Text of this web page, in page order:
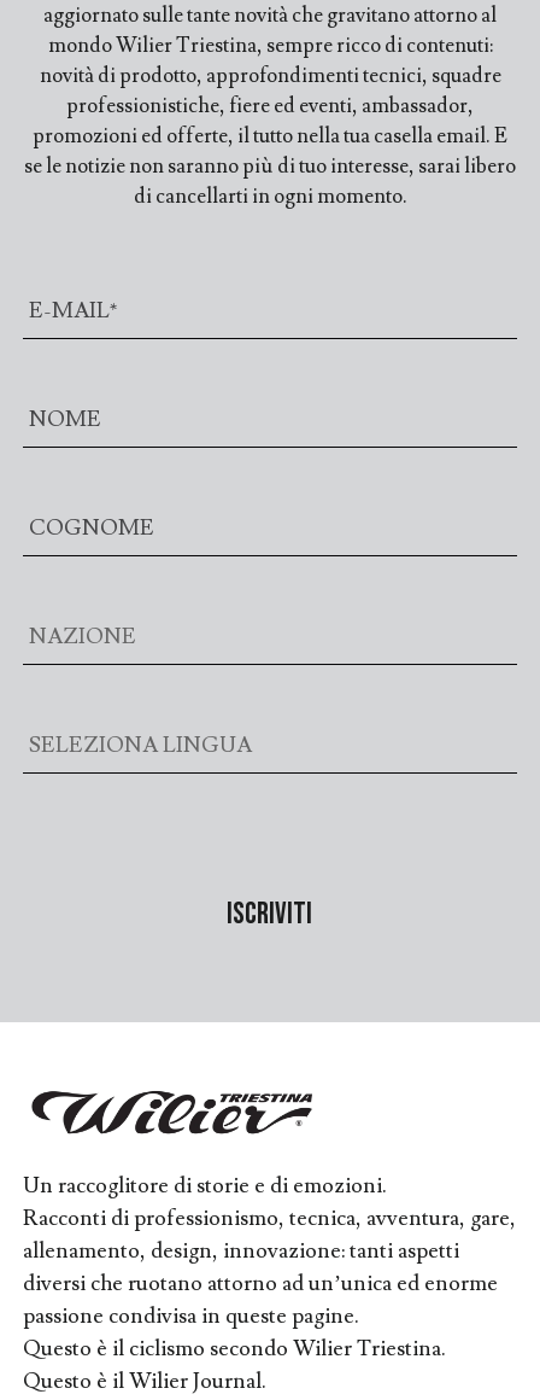
aggiornato sulle tante novità che gravitano attorno al
mondo Wilier Triestina, sempre ricco di contenuti:
novità di prodotto, approfondimenti tecnici, squadre
professionistiche, fiere ed eventi, ambassador,
promozioni ed offerte, il tutto nella tua casella email. E
se le notizie non saranno più di tuo interesse, sarai libero
di cancellarti in ogni momento.
Un raccoglitore di storie e di emozioni.
Racconti di professionismo, tecnica, avventura, gare,
allenamento, design, innovazione: tanti aspetti
diversi che ruotano attorno ad un’unica ed enorme
passione condivisa in queste pagine.
Questo è il ciclismo secondo Wilier Triestina.
Questo è il Wilier Journal.